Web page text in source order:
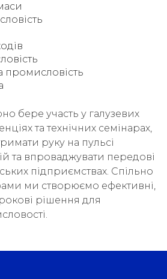
бере участь у галузевих
та технічних семінарах,
руку на пульсі
та впроваджувати передові
підприємствах. Спільно
ми створюємо ефективні,
рішення для